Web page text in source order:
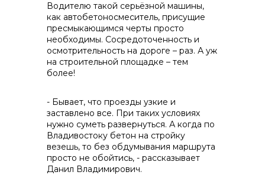
Водителю такой серьёзной машины,
как автобетоносмеситель, присущие
пресмыкающимся черты просто
необходимы. Сосредоточенность и
осмотрительность на дороге – раз. А уж
на строительной площадке – тем
более!
- Бывает, что проезды узкие и
заставлено все. При таких условиях
нужно суметь развернуться. А когда по
Владивостоку бетон на стройку
везешь, то без обдумывания маршрута
просто не обойтись, - рассказывает
Данил Владимирович.